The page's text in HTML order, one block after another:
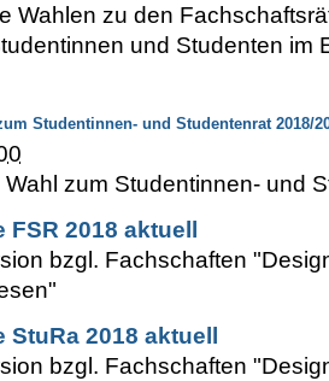
Wahlen zu den
und Studenten im
Studentinnen- und Studentenrat 2018/
Wahl zum Studentinnen- und
FSR 2018 aktuell
bzgl. Fachschaften
StuRa 2018 aktuell
bzgl. Fachschaften